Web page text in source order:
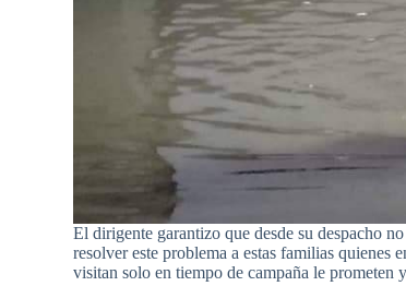
El dirigente garantizo que desde su despacho
resolver este problema a estas familias quienes
visitan solo en tiempo de campaña le prometen